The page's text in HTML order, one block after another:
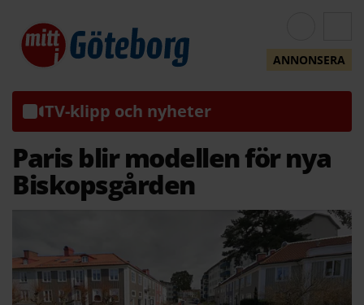
ANNONSERA
TV-klipp och nyheter
Paris blir modellen för nya
Biskopsgården